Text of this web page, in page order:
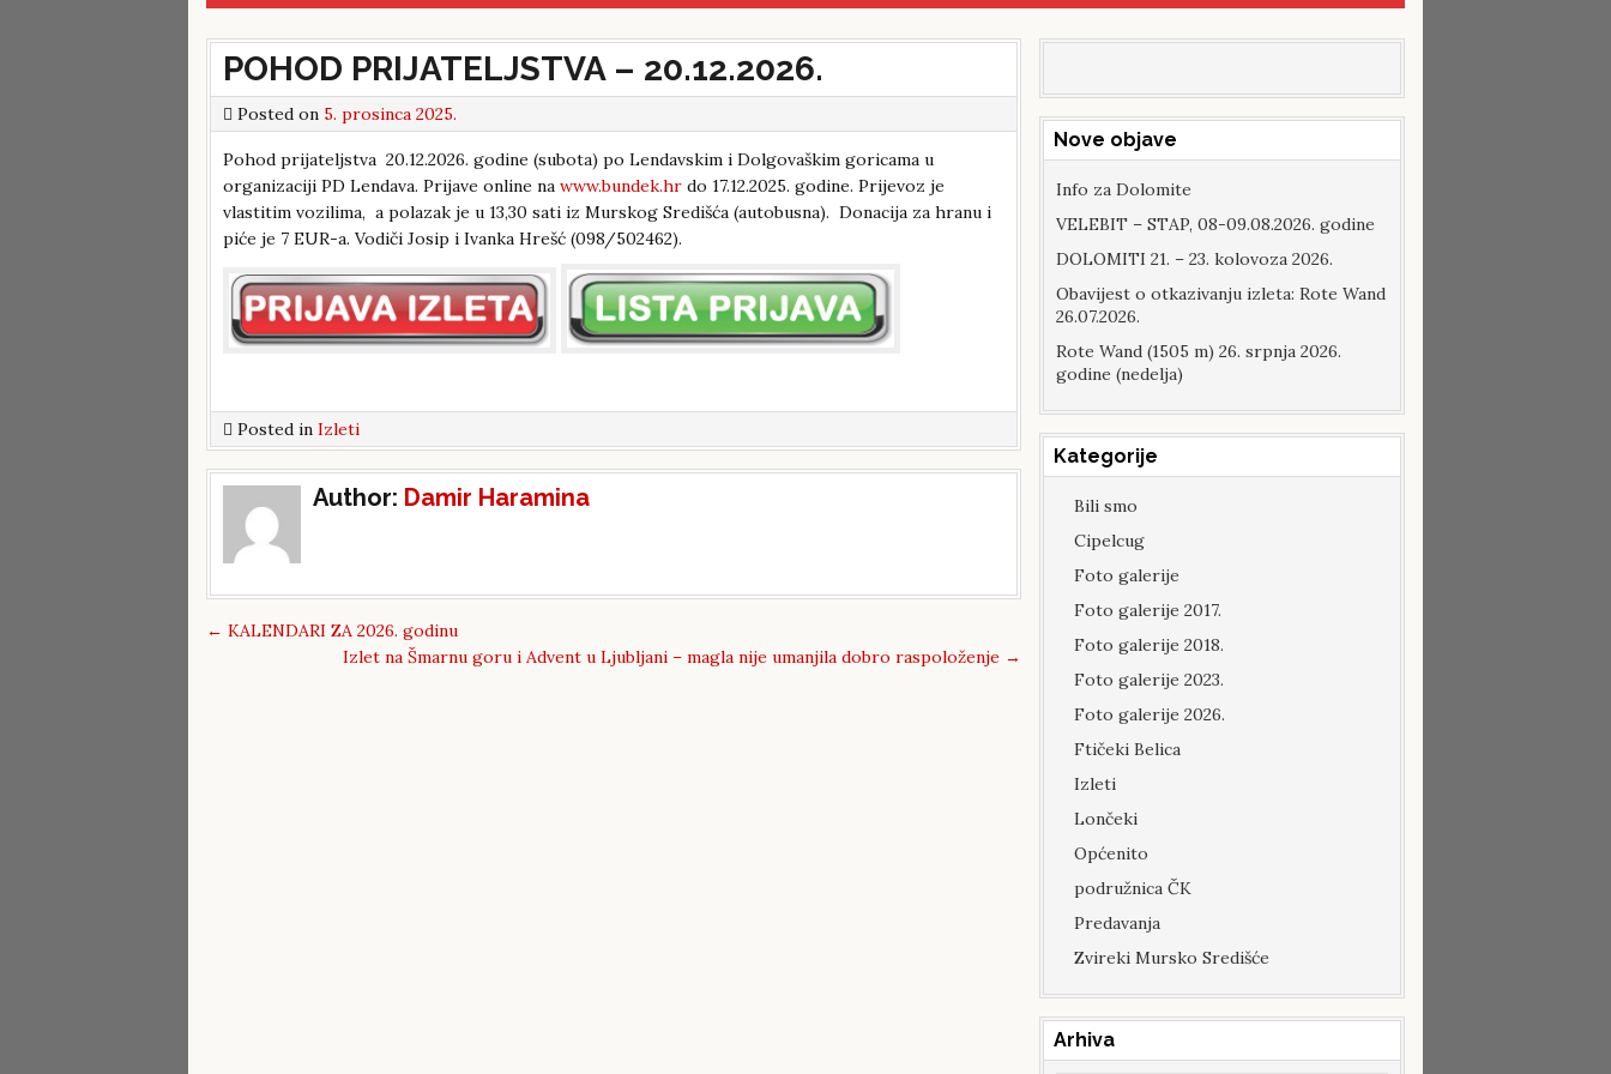
POHOD PRIJATELJSTVA – 20.12.2026.
Posted on 5. prosinca 2025.
Pohod prijateljstva 20.12.2026. godine (subota) po Lendavskim i Dolgovaškim goricama u
organizaciji PD Lendava. Prijave online na www.bundek.hr do 17.12.2025. godine. Prijevoz je
vlastitim vozilima, a polazak je u 13,30 sati iz Murskog Središća (autobusna). Donacija za hranu i
piće je 7 EUR-a. Vodiči Josip i Ivanka Hrešć (098/502462).
Posted in Izleti
Author: Damir Haramina
Post
navigation
← KALENDARI ZA 2026. godinu
Izlet na Šmarnu goru i Advent u Ljubljani – magla nije umanjila dobro raspoloženje →
Nove objave
Info za Dolomite
VELEBIT – STAP, 08-09.08.2026. godine
DOLOMITI 21. – 23. kolovoza 2026.
Obavijest o otkazivanju izleta: Rote Wand
26.07.2026.
Rote Wand (1505 m) 26. srpnja 2026.
godine (nedelja)
Kategorije
Bili smo
Cipelcug
Foto galerije
Foto galerije 2017.
Foto galerije 2018.
Foto galerije 2023.
Foto galerije 2026.
Ftičeki Belica
Izleti
Lončeki
Općenito
podružnica ČK
Predavanja
Zvireki Mursko Središće
Arhiva